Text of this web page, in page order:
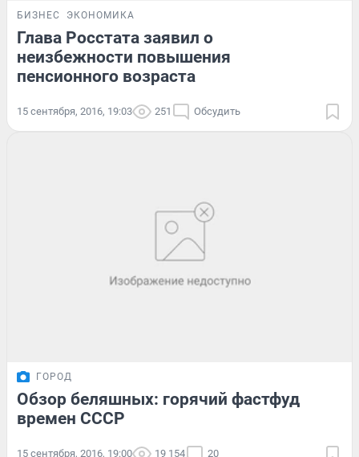
БИЗНЕС ЭКОНОМИКА
Глава Росстата заявил о
неизбежности повышения
пенсионного возраста
15 сентября, 2016, 19:03 251 Обсудить
ГОРОД
Обзор беляшных: горячий фастфуд
времен СССР
15 сентября, 2016, 19:00 19 154 20